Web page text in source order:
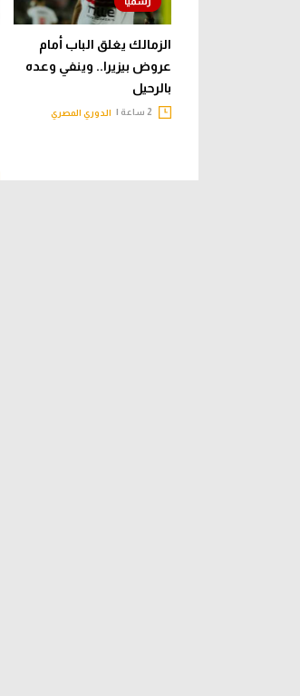
الزمالك يغلق الباب أمام
عروض بيزيرا.. وينفي وعده
بالرحيل
الدوري المصري